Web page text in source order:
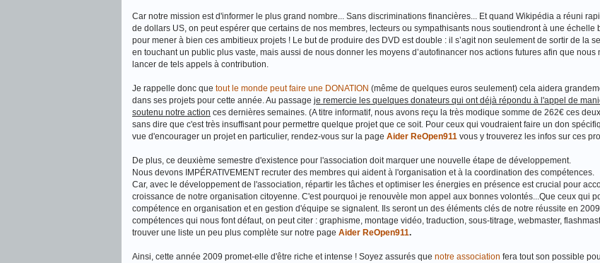
Car notre mission est d'informer le plus grand nombre... Sans discriminations financières... Et quand Wikipédia a réuni
de dollars US, on peut espérer que certains de nos membres, lecteurs ou sympathisants nous soutiendront à une échelle
pour mener à bien ces ambitieux projets ! Le but de produire des DVD est double : il s’agit non seulement de sortir de la
en touchant un public plus vaste, mais aussi de nous donner les moyens d’autofinancer nos actions futures afin que nous
lancer de tels appels à contribution.
Je rappelle donc que tout le monde peut faire une DONATION (même de quelques euros seulement) cela aidera
dans ses projets pour cette année. Au passage je remercie les quelques donateurs qui ont déjà répondu à l'appel de
soutenu notre action ces dernières semaines. (A titre informatif, nous avons reçu la très modique somme de 262€ ces
sans dire que c'est très insuffisant pour permettre quelque projet que ce soit. Pour ceux qui voudraient faire un don
vue d'encourager un projet en particulier, rendez-vous sur la page Aider ReOpen911 vous y trouverez les infos sur ces
De plus, ce deuxième semestre d'existence pour l'association doit marquer une nouvelle étape de développement.
Nous devons IMPÉRATIVEMENT recruter des membres qui aident à l'organisation et à la coordination des compétences.
Car, avec le développement de l'association, répartir les tâches et optimiser les énergies en présence est crucial pour
croissance de notre organisation citoyenne. C'est pourquoi je renouvèle mon appel aux bonnes volontés...Que ceux qui
compétence en organisation et en gestion d'équipe se signalent. Ils seront un des éléments clés de notre réussite en
compétences qui nous font défaut, on peut citer : graphisme, montage vidéo, traduction, sous-titrage, webmaster,
trouver une liste un peu plus complète sur notre page Aider ReOpen911.
Ainsi, cette année 2009 promet-elle d'être riche et intense ! Soyez assurés que notre association fera tout son possible